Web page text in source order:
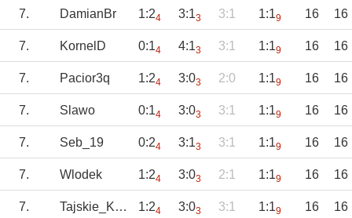
7. DamianBr 1:24 3:13 3:1 1:19 16 16
7. KornelD 0:14 4:13 3:1 1:19 16 16
7. Pacior3q 1:24 3:03 2:0 1:19 16 16
7. Slawo 0:14 3:03 3:1 1:19 16 16
7. Seb_19 0:24 3:13 3:1 1:19 16 16
7. Wlodek 1:24 3:03 2:1 1:19 16 16
7. Tajskie_Kopyto 1:24 3:03 3:1 1:19 16 16